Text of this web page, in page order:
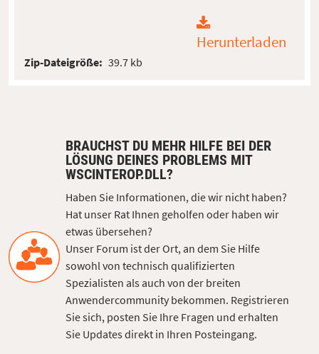
Herunterladen
Zip-Dateigröße: 39.7 kb
BRAUCHST DU MEHR HILFE BEI DER
LÖSUNG DEINES PROBLEMS MIT
WSCINTEROP.DLL?
Haben Sie Informationen, die wir nicht haben?
Hat unser Rat Ihnen geholfen oder haben wir
etwas übersehen?
Unser Forum ist der Ort, an dem Sie Hilfe
sowohl von technisch qualifizierten
Spezialisten als auch von der breiten
Anwendercommunity bekommen. Registrieren
Sie sich, posten Sie Ihre Fragen und erhalten
Sie Updates direkt in Ihren Posteingang.